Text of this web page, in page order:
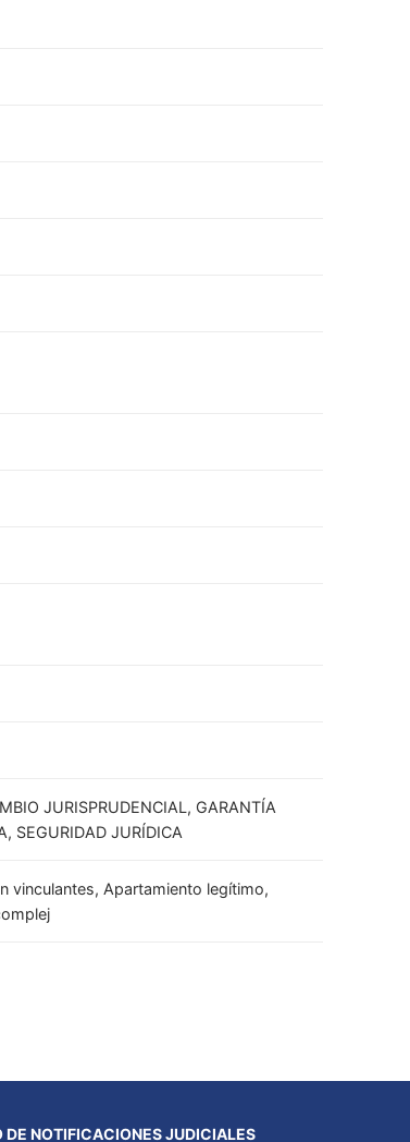
JURISPRUDENCIAL, GARANTÍA
SEGURIDAD JURÍDICA
vinculantes, Apartamiento legítimo,
DE NOTIFICACIONES JUDICIALES